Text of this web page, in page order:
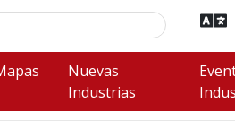
Nuevas
Industrias